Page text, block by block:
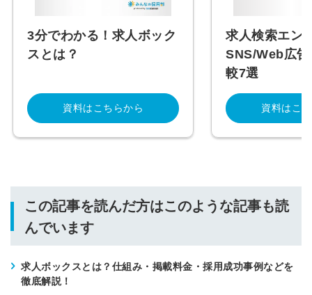
3分でわかる！求人ボック
スとは？
資料はこちらから
求人検索エン
SNS/Web広
較7選
資料はこ
この記事を読んだ方はこのような記事も読
んでいます
求人ボックスとは？仕組み・掲載料金・採用成功事例などを
徹底解説！